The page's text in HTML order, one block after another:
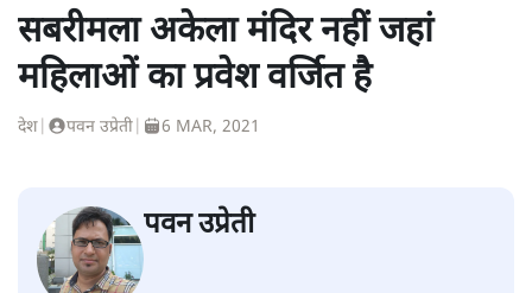
सबरीमला अकेला मंदिर नहीं जहां
महिलाओं का प्रवेश वर्जित है
देश पवन उप्रेती 6 MAR, 2021